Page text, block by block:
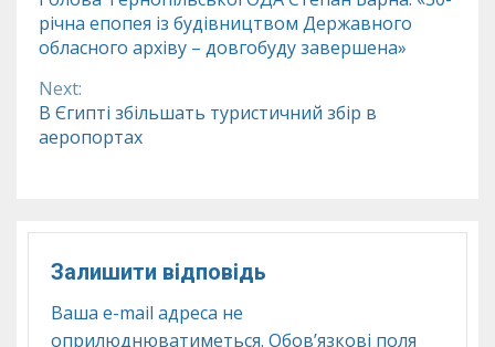
Reading
річна епопея із будівництвом Державного
обласного архіву – довгобуду завершена»
Next:
В Єгипті збільшать туристичний збір в
аеропортах
Залишити відповідь
Ваша e-mail адреса не
оприлюднюватиметься. Обов’язкові поля